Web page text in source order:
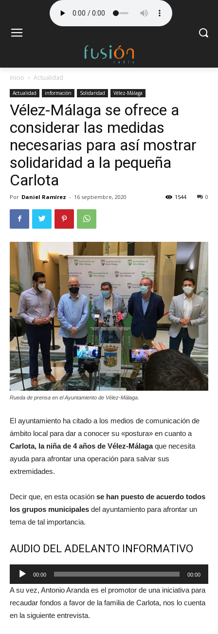
Inicio Actualidad
Actualidad información Solidaridad Vélez-Málaga
Vélez-Málaga se ofrece a
considerar las medidas
necesarias para así mostrar
solidaridad a la pequeña
Carlota
Por Daniel Ramírez - 16 septiembre, 2020 0
1544
Rueda de prensa en el Ayuntamiento de Vélez-Málaga.
El ayuntamiento ha citado a los medios de comunicación de
ámbito local para dar a conocer su «postura» en cuanto a
Carlota, la niña de 4 años de Vélez-Málagaque necesita
ayuda para afrontar una operación para salvar sus
extremidades.
Decir que, en esta ocasión se han puesto de acuerdo todos
los grupos municipales del ayuntamiento para afrontar un
tema de tal importancia.
AUDIO DEL ADELANTO INFORMATIVO
Reproductor
de
audio
00:00 00:00
A su vez, Antonio Aranda es el promotor de una iniciativa para
recaudar fondos a favor de la familia de Carlota, nos lo cuenta
en la siguiente entrevista.